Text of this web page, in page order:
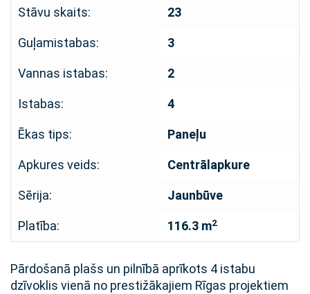
Stāvu skaits: 23
Guļamistabas: 3
Vannas istabas: 2
Istabas: 4
Ēkas tips: Paneļu
Apkures veids: Centrālapkure
Sērija: Jaunbūve
Platība: 116.3 m2
Pārdošanā plašs un pilnībā aprīkots 4 istabu
dzīvoklis vienā no prestižākajiem Rīgas projektiem